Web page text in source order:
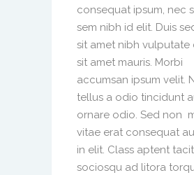
consequat ipsum, nec
sem nibh id elit. Duis
sit amet nibh vulputate
sit amet mauris. Morbi
accumsan ipsum velit.
tellus a odio tincidunt
ornare odio. Sed non
vitae erat consequat
in elit. Class aptent
sociosqu ad litora